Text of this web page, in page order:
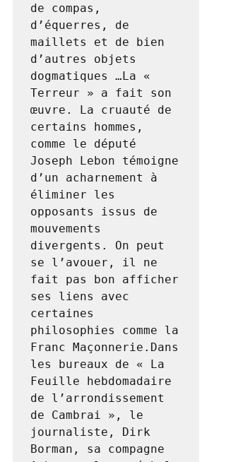
de compas,
d’équerres, de
maillets et de bien
d’autres objets
dogmatiques …La «
Terreur » a fait son
œuvre. La cruauté de
certains hommes,
comme le député
Joseph Lebon témoigne
d’un acharnement à
éliminer les
opposants issus de
mouvements
divergents. On peut
se l’avouer, il ne
fait pas bon afficher
ses liens avec
certaines
philosophies comme la
Franc Maçonnerie.Dans
les bureaux de « La
Feuille hebdomadaire
de l’arrondissement
de Cambrai », le
journaliste, Dirk
Borman, sa compagne